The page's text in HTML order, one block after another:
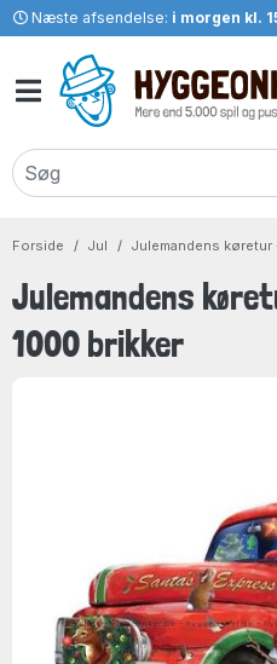
Næste afsendelse: i morgen kl.
Forside Jul Julemandens køretur
Julemandens
1000 brikker